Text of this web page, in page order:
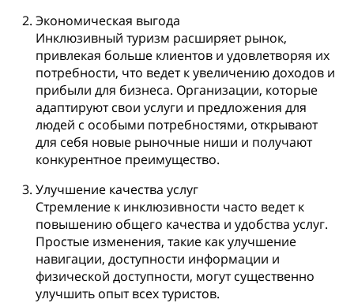
Экономическая выгода
Инклюзивный туризм расширяет рынок,
привлекая больше клиентов и удовлетворяя их
потребности, что ведет к увеличению доходов и
прибыли для бизнеса. Организации, которые
адаптируют свои услуги и предложения для
людей с особыми потребностями, открывают
для себя новые рыночные ниши и получают
конкурентное преимущество.
Улучшение качества услуг
Стремление к инклюзивности часто ведет к
повышению общего качества и удобства услуг.
Простые изменения, такие как улучшение
навигации, доступности информации и
физической доступности, могут существенно
улучшить опыт всех туристов.